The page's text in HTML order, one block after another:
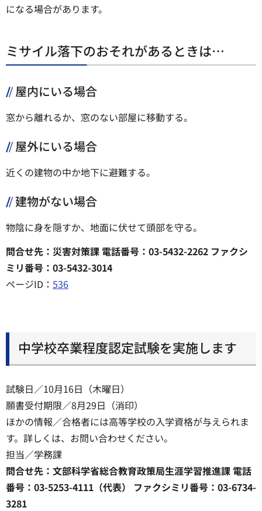
になる場合があります。
ミサイル落下のおそれがあるときは…
屋内にいる場合
窓から離れるか、窓のない部屋に移動する。
屋外にいる場合
近くの建物の中か地下に避難する。
建物がない場合
物陰に身を隠すか、地面に伏せて頭部を守る。
問合せ先：災害対策課 電話番号：03-5432-2262 ファクシ
ミリ番号：03-5432-3014
ページID： 536
中学校卒業程度認定試験を実施します
試験日／10月16日（木曜日）
願書受付期限／8月29日（消印）
ほかの情報／合格者には高等学校の入学資格が与えられま
す。詳しくは、お問い合わせください。
担当／学務課
問合せ先：文部科学省総合教育政策局生涯学習推進課 電話
番号：03-5253-4111（代表） ファクシミリ番号：03-6734-
3281